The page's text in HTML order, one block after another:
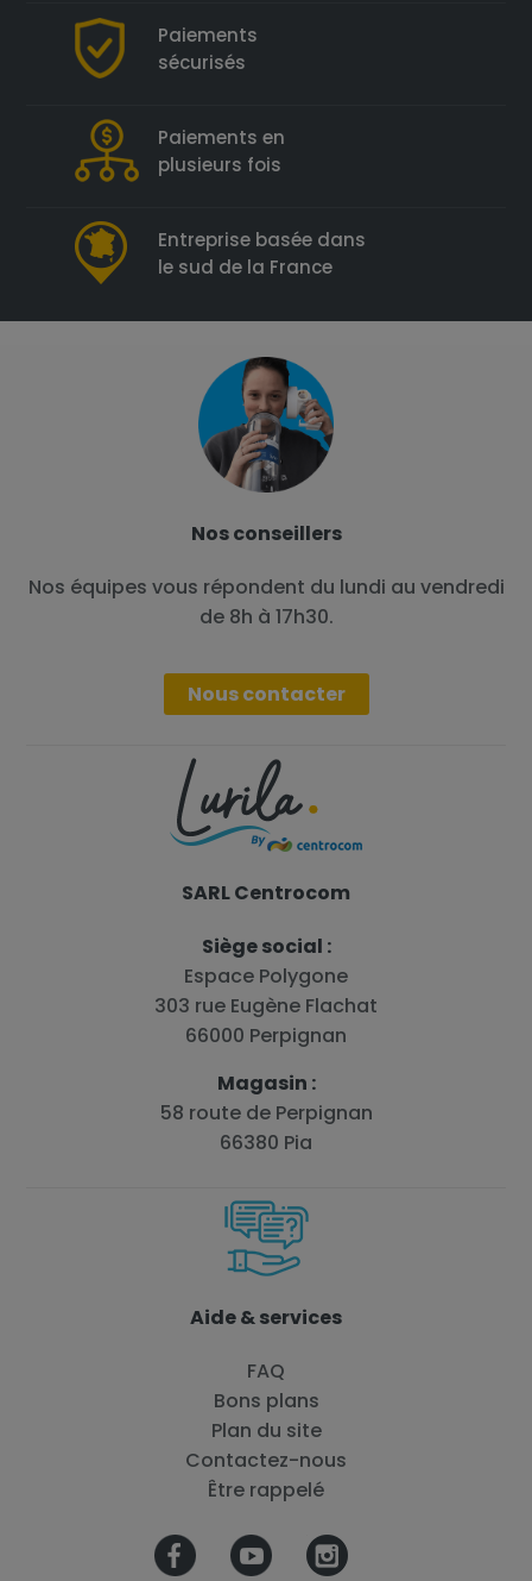
Paiements
sécurisés
Paiements en
plusieurs fois
Entreprise basée dans
le sud de la France
Nos conseillers
Nos équipes vous répondent du lundi au vendredi
de 8h à 17h30.
Nous contacter
SARL Centrocom
Siège social :
Espace Polygone
303 rue Eugène Flachat
66000 Perpignan
Magasin :
58 route de Perpignan
66380 Pia
Aide & services
FAQ
Bons plans
Plan du site
Contactez-nous
Être rappelé